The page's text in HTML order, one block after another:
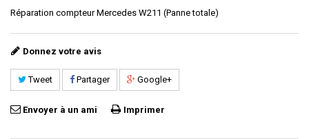
Réparation compteur Mercedes W211 (Panne totale)
Donnez votre avis
Tweet Partager Google+
Envoyer à un ami Imprimer